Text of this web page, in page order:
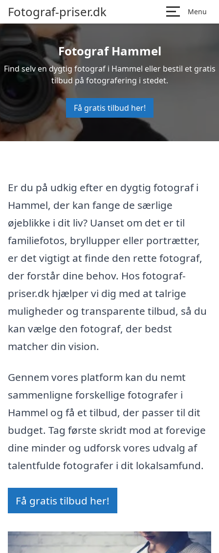
Fotograf-priser.dk Menu
Fotograf Hammel
Find selv en dygtig fotograf i Hammel eller bestil et gratis
tilbud på fotografering i stedet.
Få gratis tilbud her!
Er du på udkig efter en dygtig fotograf i
Hammel, der kan fange de særlige
øjeblikke i dit liv? Uanset om det er til
familiefotos, bryllupper eller portrætter,
er det vigtigt at finde den rette fotograf,
der forstår dine behov. Hos fotograf-
priser.dk hjælper vi dig med at talrige
muligheder og transparente tilbud, så du
kan vælge den fotograf, der bedst
matcher din vision.
Gennem vores platform kan du nemt
sammenligne forskellige fotografer i
Hammel og få et tilbud, der passer til dit
budget. Tag første skridt mod at forevige
dine minder og udforsk vores udvalg af
talentfulde fotografer i dit lokalsamfund.
Få gratis tilbud her!